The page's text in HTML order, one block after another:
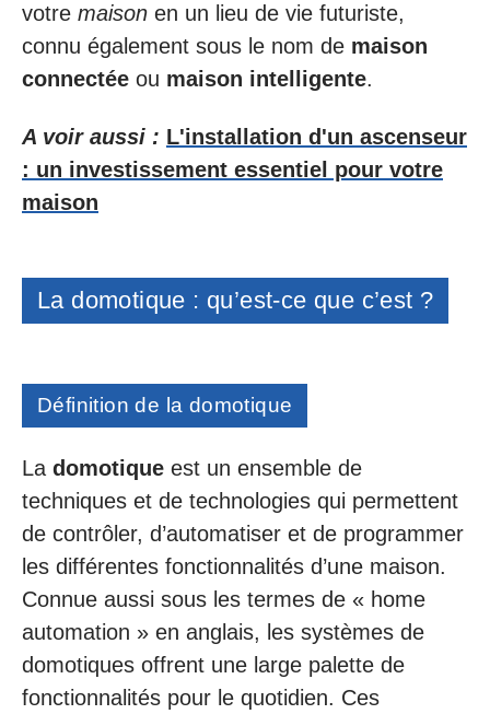
votre maison en un lieu de vie futuriste,
connu également sous le nom de maison
connectée ou maison intelligente.
A voir aussi : L'installation d'un ascenseur
: un investissement essentiel pour votre
maison
La domotique : qu’est-ce que c’est ?
Définition de la domotique
La domotique est un ensemble de
techniques et de technologies qui permettent
de contrôler, d’automatiser et de programmer
les différentes fonctionnalités d’une maison.
Connue aussi sous les termes de « home
automation » en anglais, les systèmes de
domotiques offrent une large palette de
fonctionnalités pour le quotidien. Ces